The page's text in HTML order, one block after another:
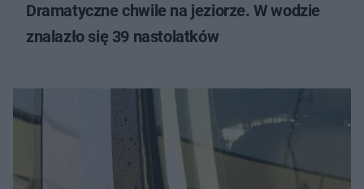
Dramatyczne chwile na jeziorze. W wodzie
znalazło się 39 nastolatków